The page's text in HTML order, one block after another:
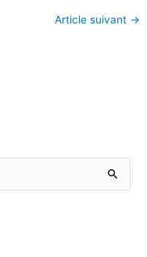
Article suivant →